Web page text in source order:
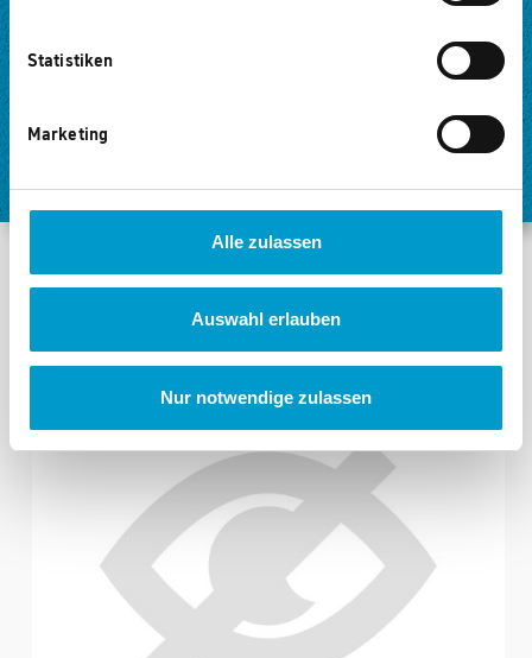
Statistiken
Marketing
Alle zulassen
Auswahl erlauben
Nur notwendige zulassen
Fleißig PowerPunkte gesammelt? Zeit,
diese einzulösen und viele obernice
Prämien zu ergattern.